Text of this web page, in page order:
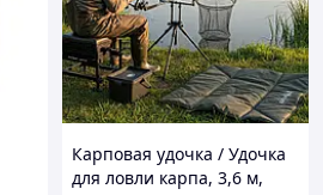
Карповая удочка / Удочка
для ловли карпа, 3,6 м,